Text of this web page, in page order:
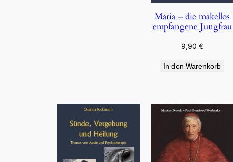
Maria – die makellos
empfangene Jungfrau
9,90 €
In den Warenkorb